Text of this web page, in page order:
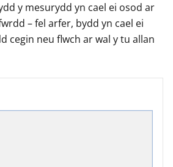
y mesurydd yn cael ei osod ar
– fel arfer, bydd yn cael ei
cegin neu flwch ar wal y tu allan